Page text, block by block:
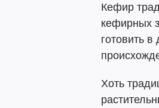
Кефир
кефирных
готовить
Хоть